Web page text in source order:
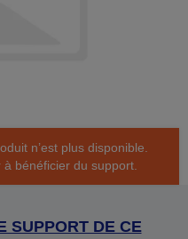
n’est plus disponible.
bénéficier du support.
SUPPORT DE CE